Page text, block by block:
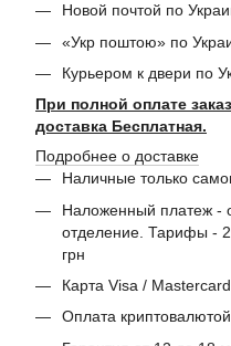
Новой почтой по
«Укр поштою» по
Курьером к двери по
При полной оплате
доставка Бесплатная.
Подробнее о доставке
Наличные только
Наложенный платеж -
отделение. Тарифы -
грн
Карта Visa / Mastercard
Оплата криптовалютой